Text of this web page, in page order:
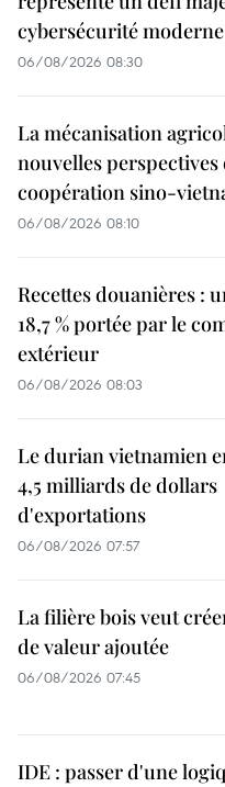
cybersécurité moderne
06/08/2026 08:30
La mécanisation
nouvelles perspectives
coopération sino-
06/08/2026 08:10
Recettes douanières :
18,7 % portée par le
extérieur
06/08/2026 08:03
Le durian vietnamien
4,5 milliards de dollars
d'exportations
06/08/2026 07:57
La filière bois veut
de valeur ajoutée
06/08/2026 07:45
IDE : passer d'une